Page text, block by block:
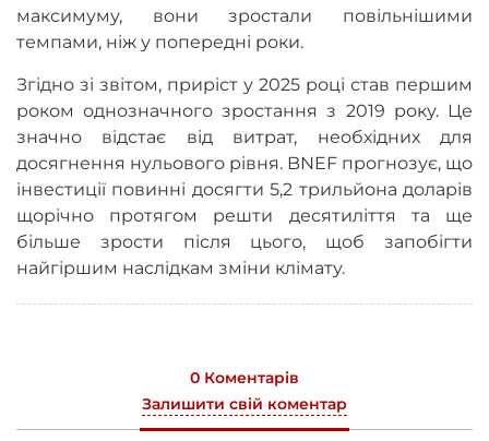
максимуму, вони зростали повільнішими
темпами, ніж у попередні роки.
Згідно зі звітом, приріст у 2025 році став першим
роком однозначного зростання з 2019 року. Це
значно відстає від витрат, необхідних для
досягнення нульового рівня. BNEF прогнозує, що
інвестиції повинні досягти 5,2 трильйона доларів
щорічно протягом решти десятиліття та ще
більше зрости після цього, щоб запобігти
найгіршим наслідкам зміни клімату.
0 Коментарів
Залишити свій коментар